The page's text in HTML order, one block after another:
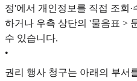
정'에서 개인정보를 직접 조회·
하거나 우측 상단의 '물음표 >
수 있습니다.
•
권리 행사 청구는 아래의 부서